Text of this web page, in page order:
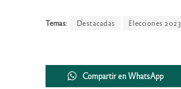
Temas: Destacadas Elecciones 2023
Compartir en WhatsApp